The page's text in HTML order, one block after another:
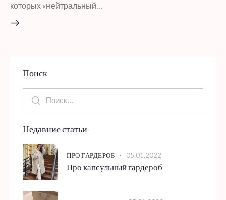
которых «нейтральный…
Поиск
Недавние статьи
ПРО ГАРДЕРОБ 05.01.2022
Про капсульный гардероб